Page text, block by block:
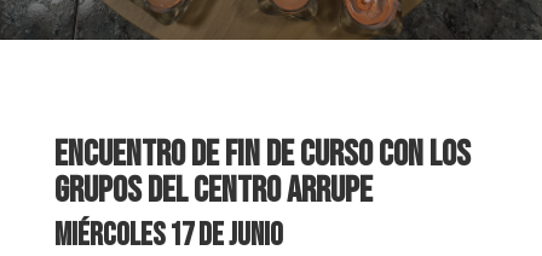
Encuentro de fin de curso con los
grupos del Centro Arrupe
miércoles 17 de junio